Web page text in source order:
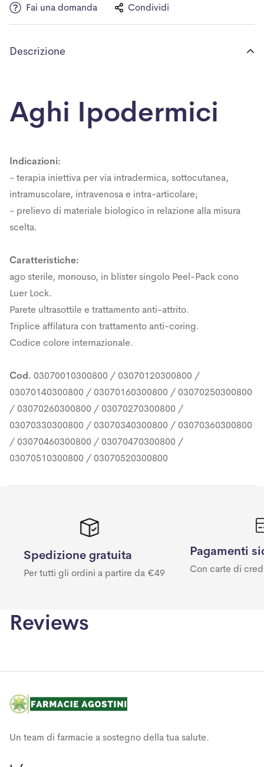
Fai una domanda Condividi
Descrizione
Aghi Ipodermici
Indicazioni:
- terapia iniettiva per via intradermica, sottocutanea,
intramuscolare, intravenosa e intra-articolare;
- prelievo di materiale biologico in relazione alla misura
scelta.
Caratteristiche:
ago sterile, monouso, in blister singolo Peel-Pack cono
Luer Lock.
Parete ultrasottile e trattamento anti-attrito.
Triplice affilatura con trattamento anti-coring.
Codice colore internazionale.
Cod. 03070010300800 / 03070120300800 /
03070140300800 / 03070160300800 / 03070250300800
/ 03070260300800 / 03070270300800 /
03070330300800 / 03070340300800 / 03070360300800
/ 03070460300800 / 03070470300800 /
03070510300800 / 03070520300800
Spedizione gratuita
Per tutti gli ordini a partire da €49
Pagamenti
Con carte di
Reviews
Un team di farmacie a sostegno della tua salute.